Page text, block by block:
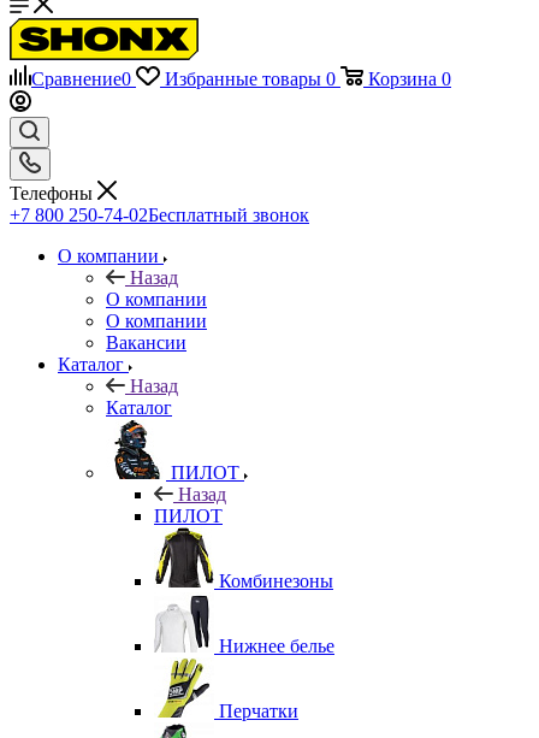
Сравнение0 Избранные товары 0 Корзина 0
Телефоны
+7 800 250-74-02Бесплатный звонок
О компании
Назад
О компании
О компании
Вакансии
Каталог
Назад
Каталог
ПИЛОТ
Назад
ПИЛОТ
Комбинезоны
Нижнее белье
Перчатки